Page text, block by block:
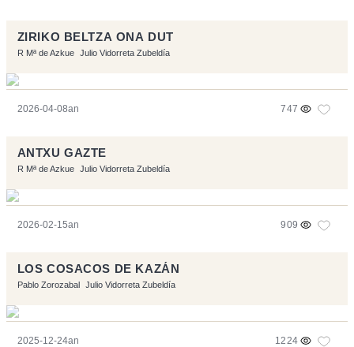
ZIRIKO BELTZA ONA DUT
R Mª de Azkue Julio Vidorreta Zubeldía
2026-04-08an 747
ANTXU GAZTE
R Mª de Azkue Julio Vidorreta Zubeldía
2026-02-15an 909
LOS COSACOS DE KAZÁN
Pablo Zorozabal Julio Vidorreta Zubeldía
2025-12-24an 1224